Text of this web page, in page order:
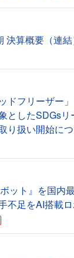
決算概要（連
ドフリーザー
としたSDGs
り扱い開始に
ット』を国内
不足をAI搭載